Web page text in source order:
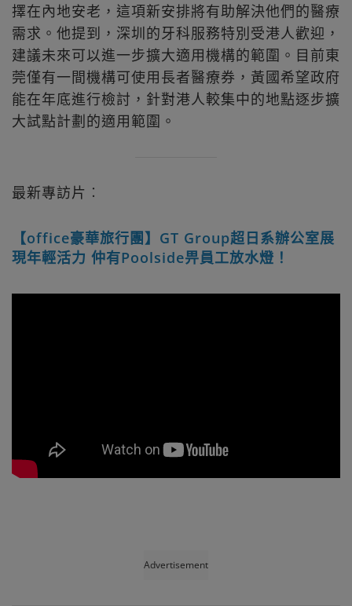
擇在內地安老，這項新安排將有助解決他們的醫療
需求。他提到，深圳的牙科服務特別受港人歡迎，
建議未來可以進一步擴大適用機構的範圍。目前東
莞僅有一間機構可使用長者醫療券，黃國希望政府
能在年底進行檢討，針對港人較集中的地點逐步擴
大試點計劃的適用範圍。
最新專訪片︰
【office豪華旅行團】GT Group超日系辦公室展
現年輕活力 仲有Poolside畀員工放水燈！
Advertisement